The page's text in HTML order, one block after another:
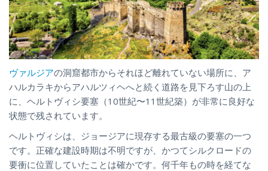
ヴァルジアの洞窟都市からそれほど離れていない場所に、ア
ハルカラキからアハルツィヘへと続く道路を見下ろす山の上
に、ヘルトヴィシ要塞（10世紀〜11世紀築）が非常に良好な
状態で残されています。
ヘルトヴィシは、ジョージアに現存する最古級の要塞の一つ
です。正確な建設時期は不明ですが、かつてシルクロードの
要衝に位置していたことは確かです。何千年もの時を経てな